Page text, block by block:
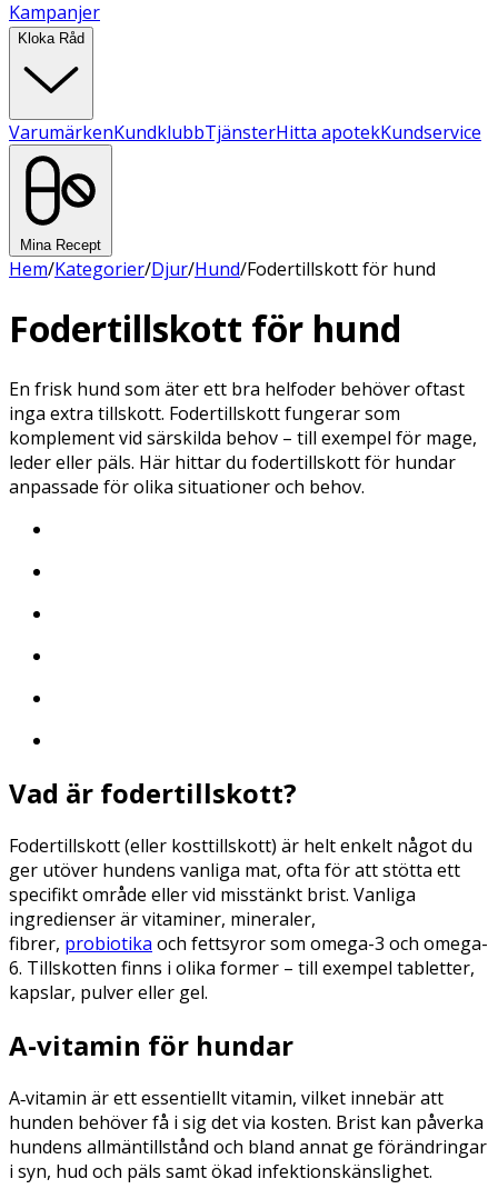
Kampanjer
Kloka Råd
VarumärkenKundklubbTjänsterHitta apotekKundservice
Mina Recept
Hem/Kategorier/Djur/Hund/Fodertillskott för hund
Fodertillskott för hund
En frisk hund som äter ett bra helfoder behöver oftast
inga extra tillskott. Fodertillskott fungerar som
komplement vid särskilda behov – till exempel för mage,
leder eller päls. Här hittar du fodertillskott för hundar
anpassade för olika situationer och behov.
Vad är fodertillskott?
Fodertillskott (eller kosttillskott) är helt enkelt något du
ger utöver hundens vanliga mat, ofta för att stötta ett
specifikt område eller vid misstänkt brist. Vanliga
ingredienser är vitaminer, mineraler,
fibrer, probiotika och fettsyror som omega-3 och omega-
6. Tillskotten finns i olika former – till exempel tabletter,
kapslar, pulver eller gel.
A-vitamin för hundar
A‑vitamin är ett essentiellt vitamin, vilket innebär att
hunden behöver få i sig det via kosten. Brist kan påverka
hundens allmäntillstånd och bland annat ge förändringar
i syn, hud och päls samt ökad infektionskänslighet.